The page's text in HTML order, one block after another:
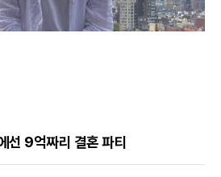
선 9억짜리 결혼 파티